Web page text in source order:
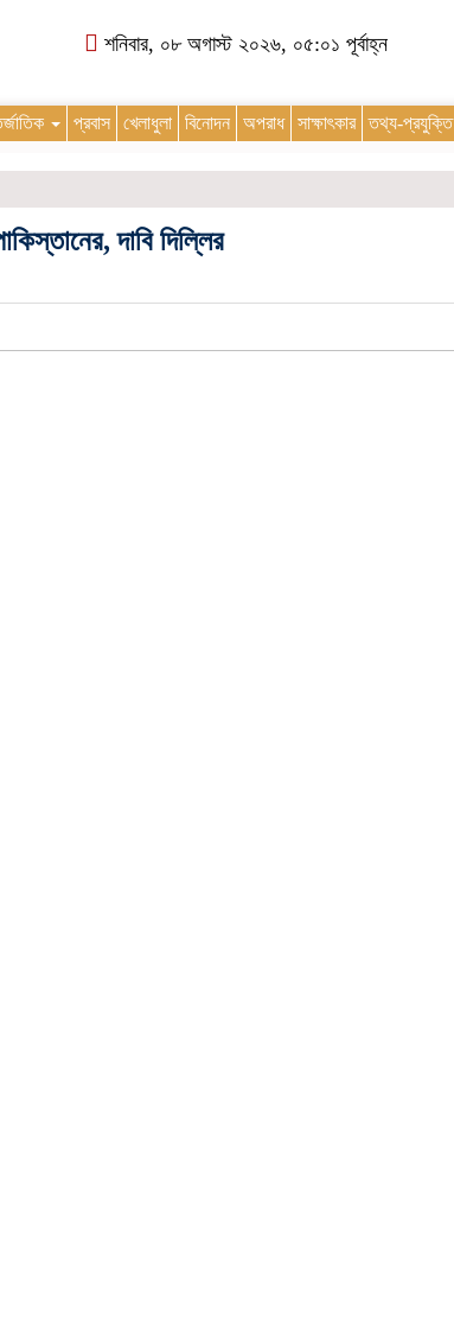
শনিবার, ০৮ অগাস্ট ২০২৬, ০৫:০১ পূর্বাহ্ন
প্রবাস খেলাধুলা বিনোদন অপরাধ সাক্ষাৎকার তথ্য-প্রযুক্তি
দাবি দিল্লির